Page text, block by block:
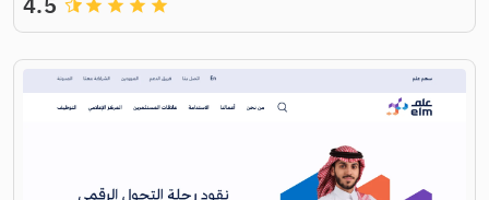
grade
grade
grade
grade